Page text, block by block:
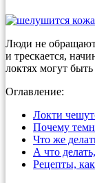
Люди не обращают
и трескается,
локтях могут
Оглавление:
Локти
Почему
Что же
А что
Рецепты,